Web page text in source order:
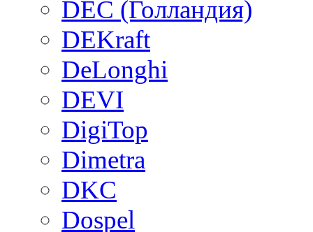
DEC (Голландия)
DEKraft
DeLonghi
DEVI
DigiTop
Dimetra
DKC
Dospel